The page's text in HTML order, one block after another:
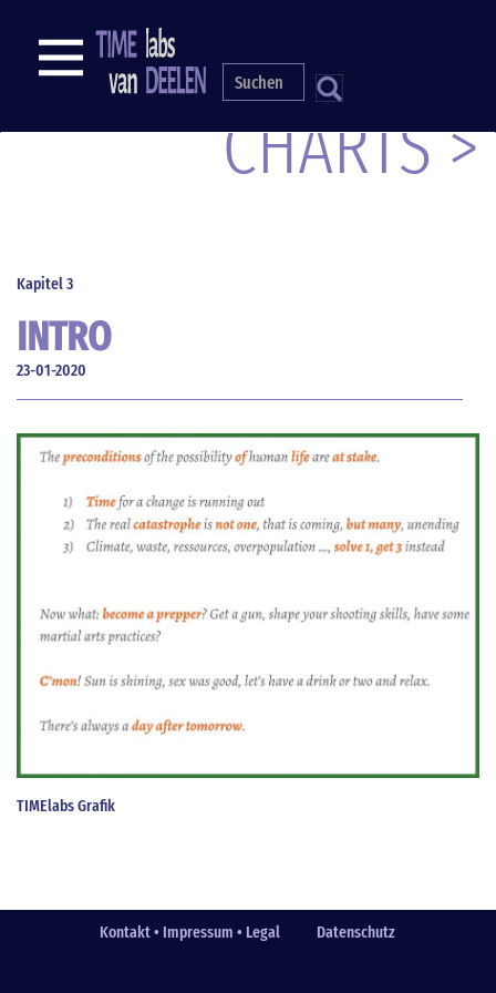
S
NAVIGATION
CHARTS >
Kapitel 3
INTRO
23-01-2020
TIMElabs Grafik
Fußzeile
Kontakt • Impressum • Legal Datenschutz